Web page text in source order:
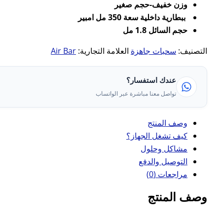
وزن خفيف-حجم صغير
ببطارية داخلية سعة 350 مل امبير
حجم السائل 1.8 مل
التصنيف: سحبات جاهزة العلامة التجارية: Air Bar
عندك استفسار؟
تواصل معنا مباشرة عبر الواتساب
وصف المنتج
كيف تشغل الجهاز؟
مشاكل وحلول
التوصيل والدفع
مراجعات (0)
وصف المنتج